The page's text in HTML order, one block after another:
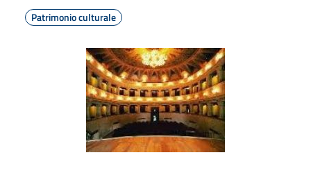
Patrimonio culturale